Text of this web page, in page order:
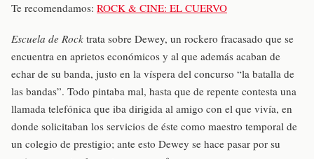
Te recomendamos: ROCK & CINE: EL CUERVO
Escuela de Rock trata sobre Dewey, un rockero fracasado que se
encuentra en aprietos económicos y al que además acaban de
echar de su banda, justo en la víspera del concurso “la batalla de
las bandas”. Todo pintaba mal, hasta que de repente contesta una
llamada telefónica que iba dirigida al amigo con el que vivía, en
donde solicitaban los servicios de éste como maestro temporal de
un colegio de prestigio; ante esto Dewey se hace pasar por su